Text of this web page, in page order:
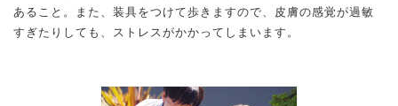
あること。また、装具をつけて歩きますので、皮膚の感覚が過敏
すぎたりしても、ストレスがかかってしまいます。